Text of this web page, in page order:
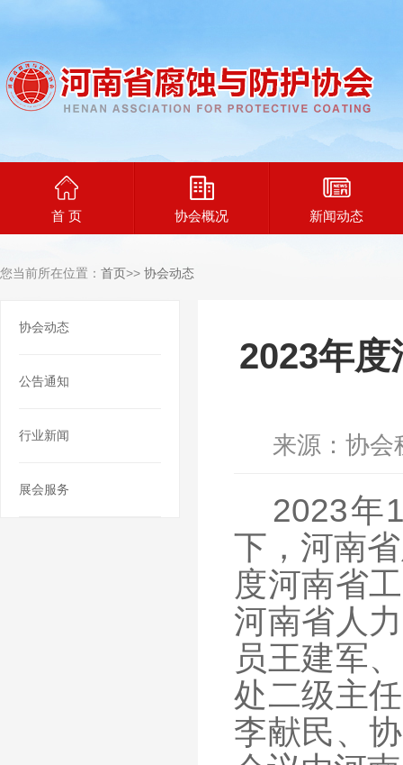
首 页 协会概况 新闻动态
您当前所在位置： 首页>> 协会动态
协会动态
公告通知
行业新闻
展会服务
2023年
来源：协会
2023年
下，河南
度河南省
河南省人
员王建军
处二级主
李献民、